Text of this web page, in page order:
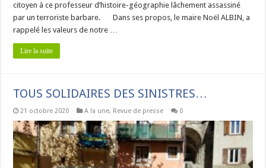
citoyen à ce professeur d’histoire-géographie lâchement assassiné
par un terroriste barbare. Dans ses propos, le maire Noël ALBIN, a
rappelé les valeurs de notre …
Lire la suite
TOUS SOLIDAIRES DES SINISTRES…
21 octobre 2020 A la une, Revue de presse 0